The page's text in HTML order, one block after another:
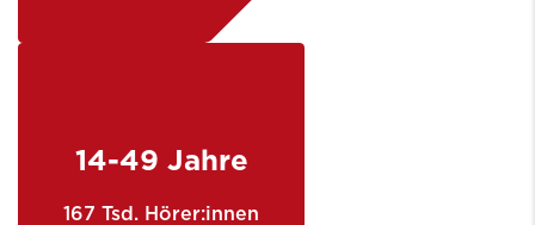
14-49 Jahre
167 Tsd. Hörer:innen